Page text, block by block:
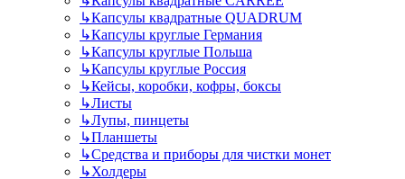
↳Капсулы квадратные QUADRUM
↳Капсулы круглые Германия
↳Капсулы круглые Польша
↳Капсулы круглые Россия
↳Кейсы, коробки, кофры, боксы
↳Листы
↳Лупы, пинцеты
↳Планшеты
↳Средства и приборы для чистки монет
↳Холдеры